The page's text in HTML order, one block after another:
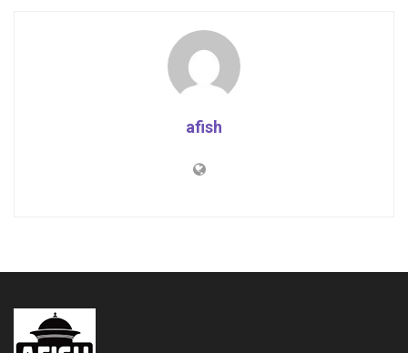
afish